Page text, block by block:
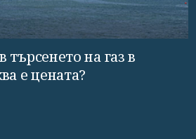
търсенето на газ в
е цената?